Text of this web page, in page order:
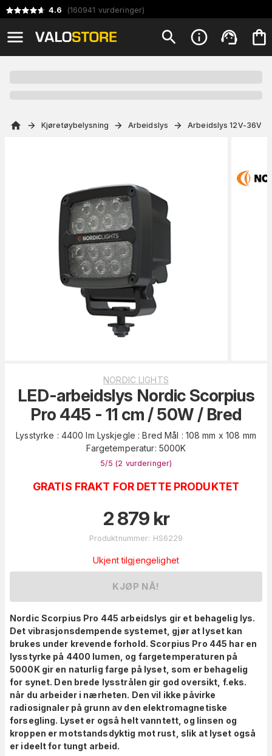
4.6 (160941 vurderinger)
Kjøretøybelysning Arbeidslys Arbeidslys 12V-36V
NORDIC LIGHTS
LED-arbeidslys Nordic Scorpius
Pro 445 - 11 cm / 50W / Bred
Lysstyrke : 4400 lm Lyskjegle : Bred Mål : 108 mm x 108 mm
Fargetemperatur: 5000K
5/5 (2 vurderinger)
GRATIS FRAKT FOR DETTE PRODUKTET
2 879 kr
Produktnummer: HS6229
Ukjent tilgjengelighet
KJØP NÅ!
Nordic Scorpius Pro 445 arbeidslys gir et behagelig lys.
Det vibrasjonsdempende systemet, gjør at lyset kan
brukes under krevende forhold. Scorpius Pro 445 har en
lysstyrke på 4400 lumen, og fargetemperaturen på
5000K gir en naturlig farge på lyset, som er behagelig
for synet. Den brede lysstrålen gir god oversikt, f.eks.
når du arbeider i nærheten. Den vil ikke påvirke
radiosignaler på grunn av den elektromagnetiske
forsegling. Lyset er også helt vanntett, og linsen og
kroppen er motstandsdyktig mot rust, slik at lyset også
er ideeltfor tungt arbeid.